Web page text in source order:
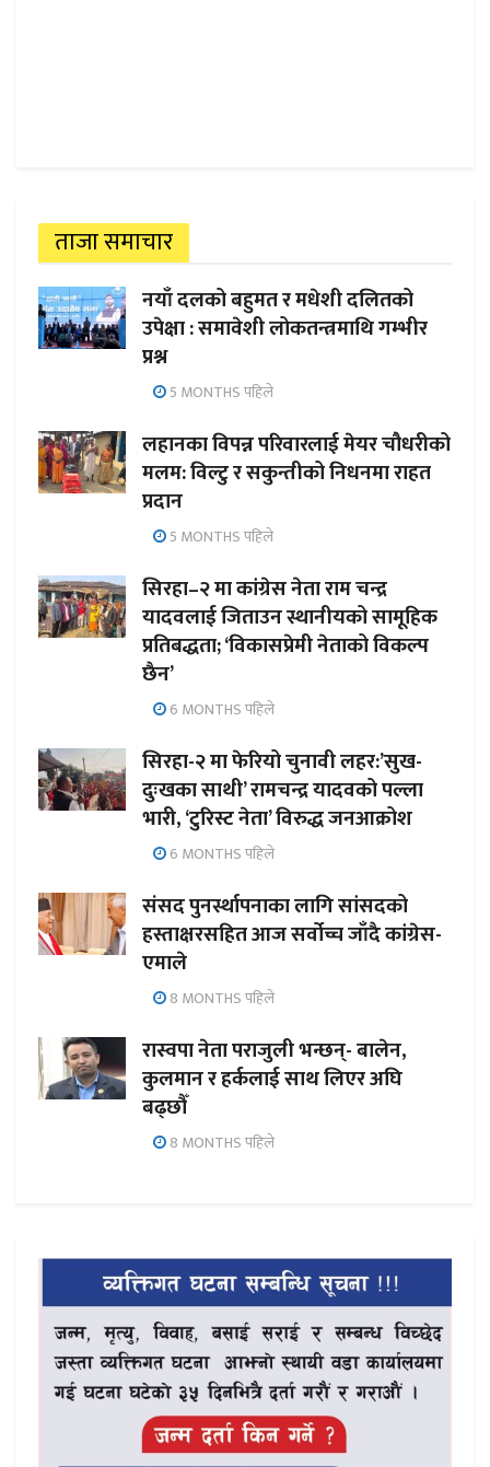
ताजा समाचार
नयाँ दलको बहुमत र मधेशी दलितको
उपेक्षा : समावेशी लोकतन्त्रमाथि गम्भीर
प्रश्न
5 MONTHS पहिले
लहानका विपन्न परिवारलाई मेयर चौधरीको
मलम: विल्टु र सकुन्तीको निधनमा राहत
प्रदान
5 MONTHS पहिले
सिरहा–२ मा कांग्रेस नेता राम चन्द्र
यादवलाई जिताउन स्थानीयको सामूहिक
प्रतिबद्धता; ‘विकासप्रेमी नेताको विकल्प
छैन’
6 MONTHS पहिले
सिरहा-२ मा फेरियो चुनावी लहर:’सुख-
दुःखका साथी’ रामचन्द्र यादवको पल्ला
भारी, ‘टुरिस्ट नेता’ विरुद्ध जनआक्रोश
6 MONTHS पहिले
संसद पुनर्स्थापनाका लागि सांसदको
हस्ताक्षरसहित आज सर्वोच्च जाँदै कांग्रेस-
एमाले
8 MONTHS पहिले
रास्वपा नेता पराजुली भन्छन्- बालेन,
कुलमान र हर्कलाई साथ लिएर अघि
बढ्छौँ
8 MONTHS पहिले